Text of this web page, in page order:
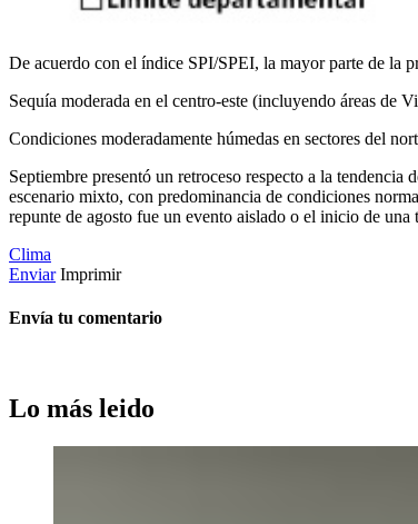
De acuerdo con el índice SPI/SPEI, la mayor parte de la
Sequía moderada en el centro-este (incluyendo áreas de
Condiciones moderadamente húmedas en sectores del
Septiembre presentó un retroceso respecto a la
escenario mixto, con predominancia de condiciones
repunte de agosto fue un evento aislado o el inicio de una
Clima
Enviar Imprimir
Envía tu comentario
Lo más leido